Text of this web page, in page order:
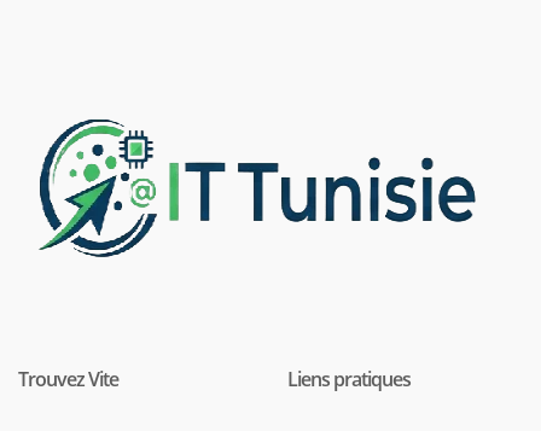
Trouvez Vite Liens pratiques